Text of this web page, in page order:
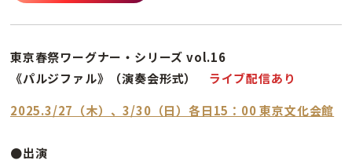
東京春祭ワーグナー・シリーズ vol.16
《パルジファル》（演奏会形式）
ライブ配信あり
2025.3/27（木）、3/30（日）各日15：00 東京文化会館
●出演